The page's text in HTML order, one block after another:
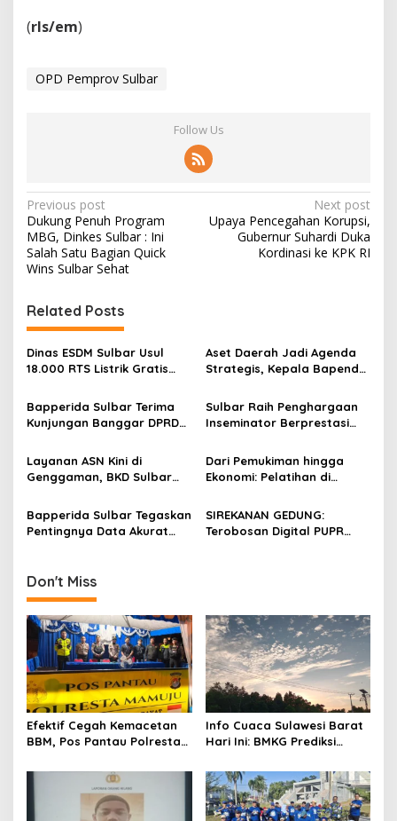
(rls/em)
OPD Pemprov Sulbar
Follow Us
P
o
s
t
n
a
v
i
g
a
t
i
o
n
Previous post
Dukung Penuh Program
MBG, Dinkes Sulbar : Ini
Salah Satu Bagian Quick
Wins Sulbar Sehat
Next post
Upaya Pencegahan Korupsi,
Gubernur Suhardi Duka
Kordinasi ke KPK RI
Related Posts
Dinas ESDM Sulbar Usul
18.000 RTS Listrik Gratis
Listrik Desa Tahun 2027
Aset Daerah Jadi Agenda
Strategis, Kepala Bapenda
dengan Sekprov
Bapperida Sulbar Terima
Kunjungan Banggar DPRD
Penyesuaian Anggaran
2026
Sulbar Raih Penghargaan
Inseminator Berprestasi
Nasional 2025
Layanan ASN Kini di
Genggaman, BKD Sulbar
Dari Pemukiman hingga
Ekonomi: Pelatihan di
Pemulihan Pascabencana
Secara Menyeluruh
Bapperida Sulbar Tegaskan
Pentingnya Data Akurat
SIREKANAN GEDUNG:
Terobosan Digital PUPR
Don't Miss
Efektif Cegah Kemacetan
BBM, Pos Pantau Polresta
SPBU Kali Mamuju
Info Cuaca Sulawesi Barat
Hari Ini: BMKG Prediksi